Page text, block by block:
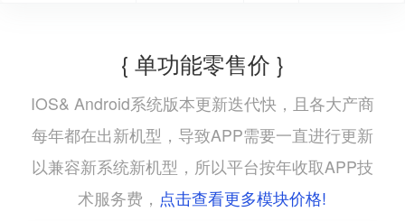
{ 单功能零售价 }
IOS& Android系统版本更新迭代快，且各大产商
每年都在出新机型，导致APP需要一直进行更新
以兼容新系统新机型，所以平台按年收取APP技
术服务费， 点击查看更多模块价格!